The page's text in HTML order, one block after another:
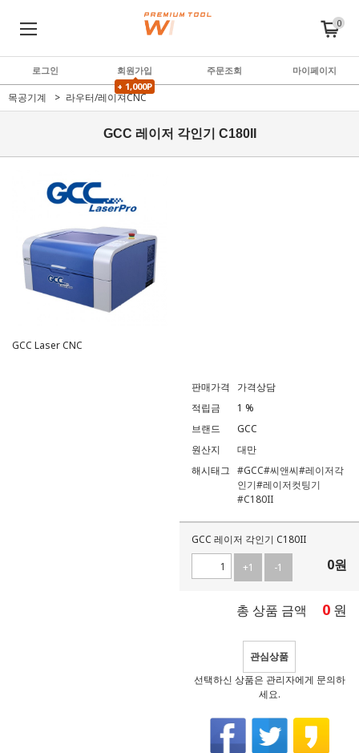
0
로그인
회원가입
+ 1,000P
주문조회 마이페이지
목공기계 라우터/레이져CNC
GCC 레이저 각인기 C180II
GCC Laser CNC
판매가격
가격상담
적립금
1 %
브랜드
GCC
원산지
대만
해시태그 #GCC#씨앤씨#레이저각
인기#레이저컷팅기
#C180II
GCC 레이저 각인기 C180II
+1 -1 0원
총 상품 금액 0 원
관심상품
선택하신 상품은 관리자에게 문의하
세요.